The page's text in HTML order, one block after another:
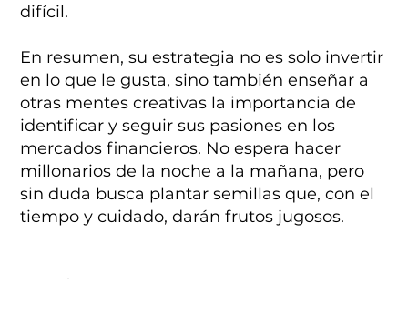
difícil.
En resumen, su estrategia no es solo invertir
en lo que le gusta, sino también enseñar a
otras mentes creativas la importancia de
identificar y seguir sus pasiones en los
mercados financieros. No espera hacer
millonarios de la noche a la mañana, pero
sin duda busca plantar semillas que, con el
tiempo y cuidado, darán frutos jugosos.